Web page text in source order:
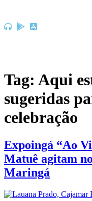
Tag: Aqui
sugeridas
celebração
Expoingá “Ao
Matuê agitam
Maringá